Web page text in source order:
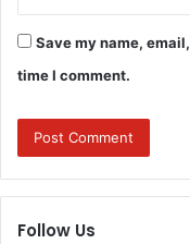
Save my name,
time I comment.
Follow Us